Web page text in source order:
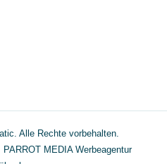
Alle Rechte vorbehalten.
PARROT MEDIA Werbeagentur